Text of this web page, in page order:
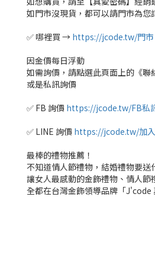
如門市沒現貨，都可以請門市為您
✅ 哪裡買 → https://jcode.tw/門市
因金價每日浮動
如需詢價，請點選此頁面上的《聯
或是私訊詢價
✅ FB 詢價 https://jcode.tw/FB私
✅ LINE 詢價 https://jcode.tw/加
最棒的禮物推薦！
不知道情人節禮物，結婚禮物要送
讓女人最感動的金飾禮物、情人節
全都在台灣金飾領導品牌「J'code